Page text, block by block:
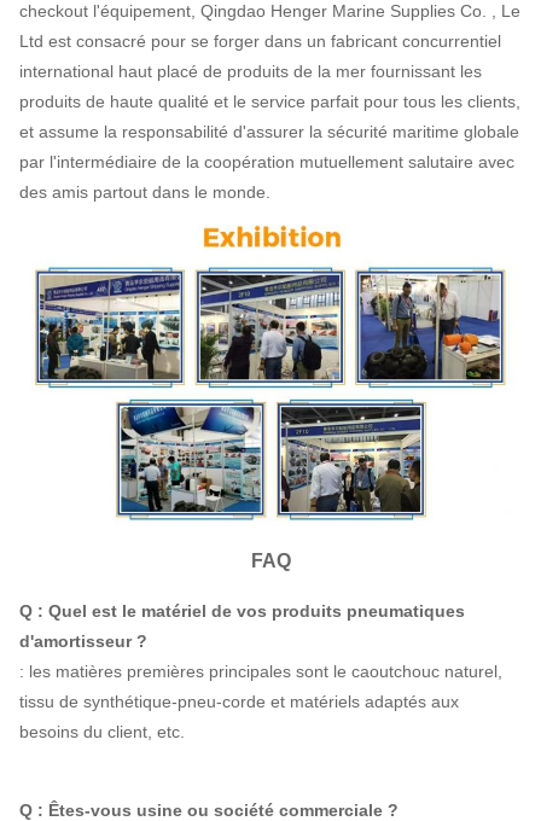
checkout l'équipement, Qingdao Henger Marine Supplies Co. , Le
Ltd est consacré pour se forger dans un fabricant concurrentiel
international haut placé de produits de la mer fournissant les
produits de haute qualité et le service parfait pour tous les clients,
et assume la responsabilité d'assurer la sécurité maritime globale
par l'intermédiaire de la coopération mutuellement salutaire avec
des amis partout dans le monde.
FAQ
Q : Quel est le matériel de vos produits pneumatiques
d'amortisseur ?
: les matières premières principales sont le caoutchouc naturel,
tissu de synthétique-pneu-corde et matériels adaptés aux
besoins du client, etc.
Q : Êtes-vous usine ou société commerciale ?